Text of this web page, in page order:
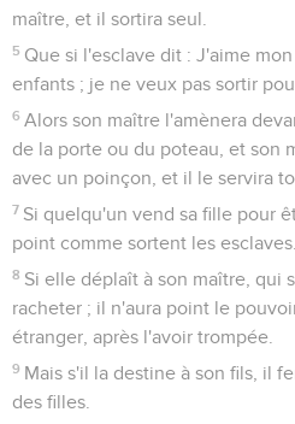
maître, et il sortira seul.
5 Que si l'esclave dit : J'aime
enfants ; je ne veux pas sortir
6 Alors son maître l'amènera
de la porte ou du poteau, et son
avec un poinçon, et il le servira
7 Si quelqu'un vend sa fille pour
point comme sortent les esclaves.
8 Si elle déplaît à son maître, qui
racheter ; il n'aura point le
étranger, après l'avoir trompée.
9 Mais s'il la destine à son fils, il
des filles.